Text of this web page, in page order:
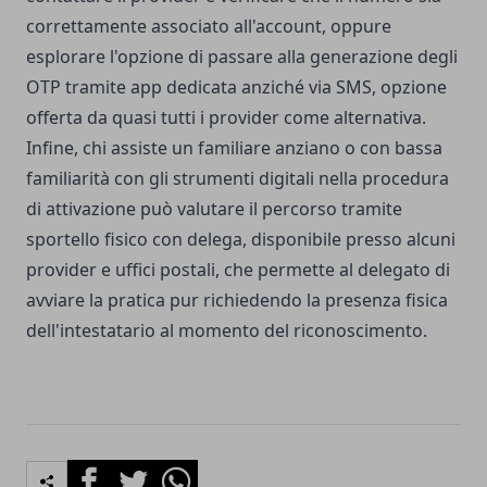
correttamente associato all'account, oppure
esplorare l'opzione di passare alla generazione degli
OTP tramite app dedicata anziché via SMS, opzione
offerta da quasi tutti i provider come alternativa.
Infine, chi assiste un familiare anziano o con bassa
familiarità con gli strumenti digitali nella procedura
di attivazione può valutare il percorso tramite
sportello fisico con delega, disponibile presso alcuni
provider e uffici postali, che permette al delegato di
avviare la pratica pur richiedendo la presenza fisica
dell'intestatario al momento del riconoscimento.
FacebookTwitterWhatsapp